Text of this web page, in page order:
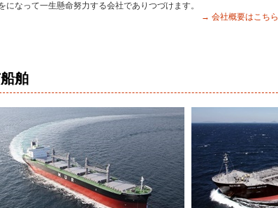
になって一生懸命努力する会社でありつづけます。
→ 会社概要はこちら
舶